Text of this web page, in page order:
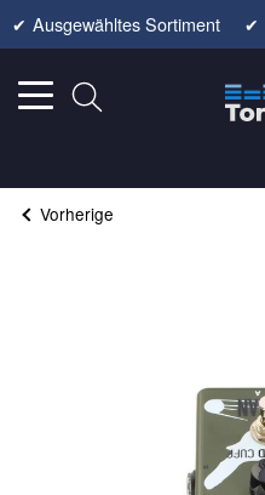
✔ Ausgewähltes Sortiment ✔
Vorherige